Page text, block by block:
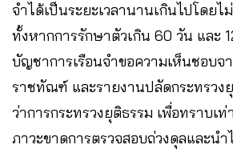
จำได้เป็นระยะเวลานานเกินไปโดยไ
ทั้งหากการรักษาตัวเกิน 60 วัน และ
บัญชาการเรือนจำขอความเห็นชอบจ
ราชทัณฑ์ และรายงานปลัดกระทรวง
ว่าการกระทรวงยุติธรรม เพื่อทราบเ
ภาวะขาดการตรวจสอบถ่วงดุลและนำ